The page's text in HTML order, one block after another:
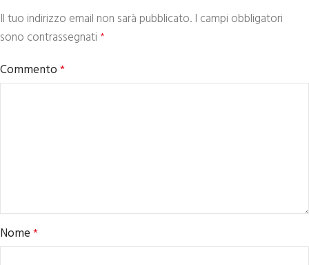
Il tuo indirizzo email non sarà pubblicato. I campi obbligatori
sono contrassegnati*
Commento*
Nome*